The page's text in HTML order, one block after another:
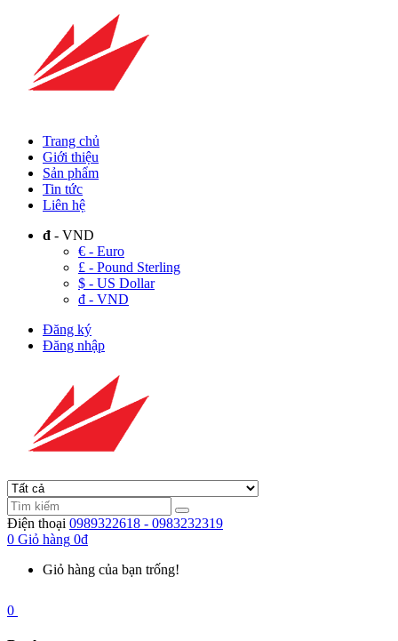
Trang chủ
Giới thiệu
Sản phẩm
Tin tức
Liên hệ
đ - VND
€ - Euro
£ - Pound Sterling
$ - US Dollar
đ - VND
Đăng ký
Đăng nhập
Điện thoại 0989322618 - 0983232319
0 Giỏ hàng 0đ
Giỏ hàng của bạn trống!
0